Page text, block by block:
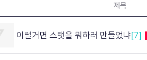
제목
이럴거면 스탯을 뭐하러 만들었냐[7]